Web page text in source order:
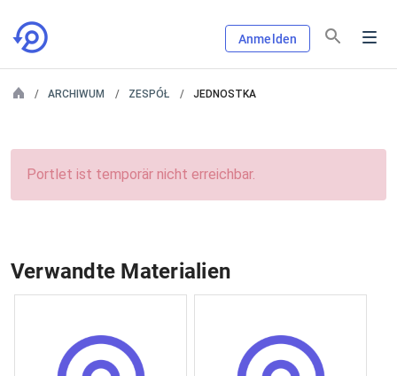
Anmelden
ARCHIWUM ZESPÓŁ JEDNOSTKA
Portlet ist temporär nicht erreichbar.
Verwandte Materialien